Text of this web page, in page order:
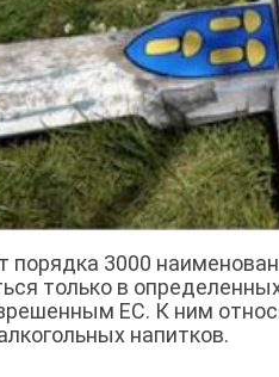
порядка 3000
только в
ЕС. К ним
напитков.